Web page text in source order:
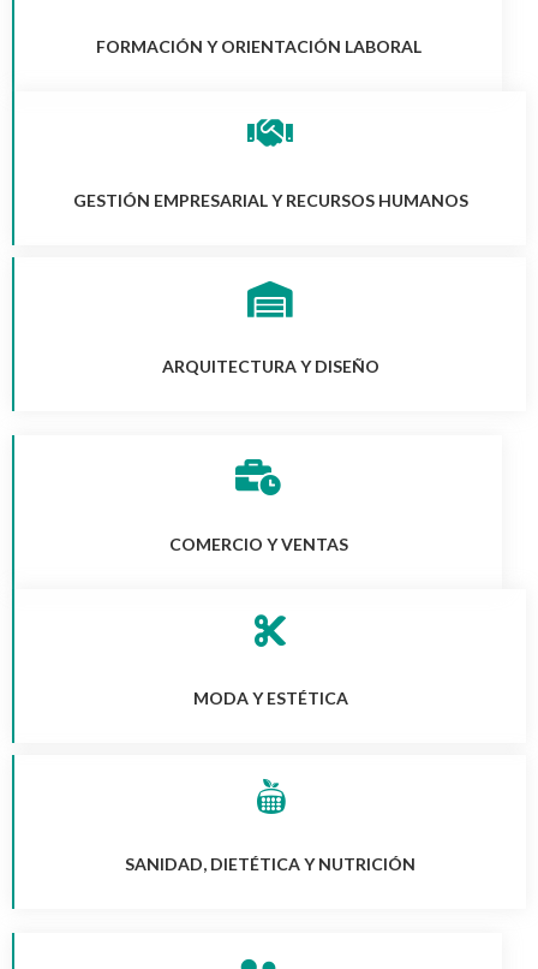
FORMACIÓN Y ORIENTACIÓN LABORAL
GESTIÓN EMPRESARIAL Y RECURSOS HUMANOS
ARQUITECTURA Y DISEÑO
COMERCIO Y VENTAS
MODA Y ESTÉTICA
SANIDAD, DIETÉTICA Y NUTRICIÓN